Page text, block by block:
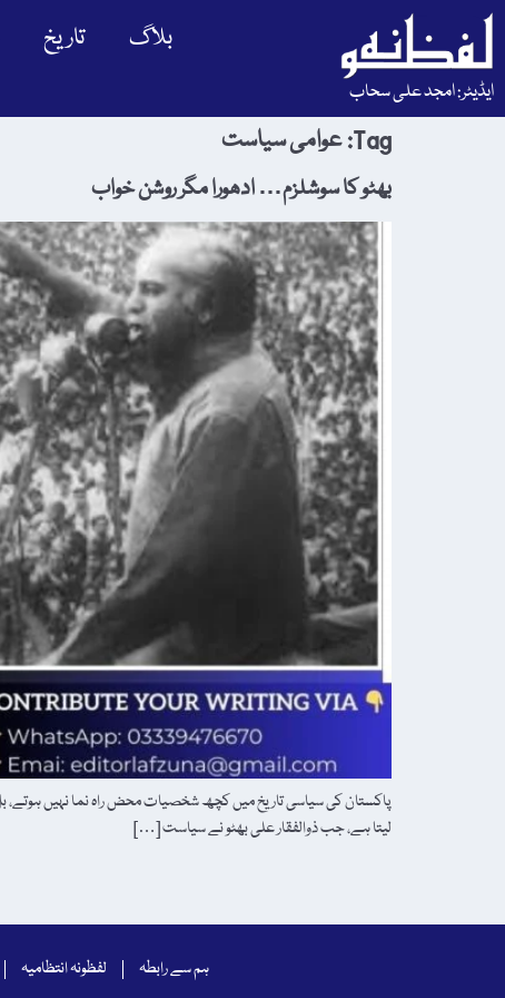
ایڈیٹر: امجد علی سحاب
بلاگ تاریخ
Tag: عوامی سیاست
بھٹو کا سوشلزم… ادھورا مگر روشن خواب‎
لیتا ہے، جب ذوالفقار علی بھٹو نے سیاست […]
ہم سے رابطہ لفظونہ انتظامیہ